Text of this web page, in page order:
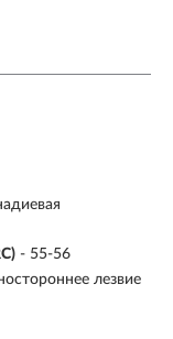
- 55-56
лезвие